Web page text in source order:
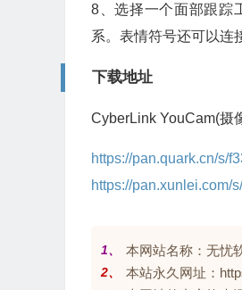
8、选择一个面部跟踪
系。表情符号还可以连
下载地址
CyberLink YouCam(摄
https://pan.quark.cn/s/
https://pan.xunlei.com/
1、 本网站名称：无忧
2、 本站永久网址：